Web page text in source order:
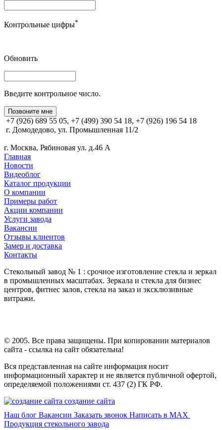
Контрольные цифры*
Обновить
Введите контрольное число.
Позвоните мне
+7 (926) 689 55 05, +7 (499) 390 54 18, +7 (926) 196 54 18
г. Домодедово, ул. Промышленная 11/2
г. Москва, Рябиновая ул. д.46 А
Главная
Новости
Видеоблог
Каталог продукции
О компании
Примеры работ
Акции компании
Услуги завода
Вакансии
Отзывы клиентов
Замер и доставка
Контакты
Стекольный завод № 1 : срочное изготовление стекла и зеркал
в промышленных масштабах. Зеркала и стекла для бизнес
центров, фитнес залов, стекла на заказ и эксклюзивные
витражи.
© 2005. Все права защищены. При копировании материалов
сайта - ссылка на сайт обязательна!
Вся представленная на сайте информация носит
информационный характер и не является публичной офертой,
определяемой положениями ст. 437 (2) ГК РФ.
создание сайта
Наш блог Вакансии Заказать звонок Написать в MAX
Продукция стекольного завода